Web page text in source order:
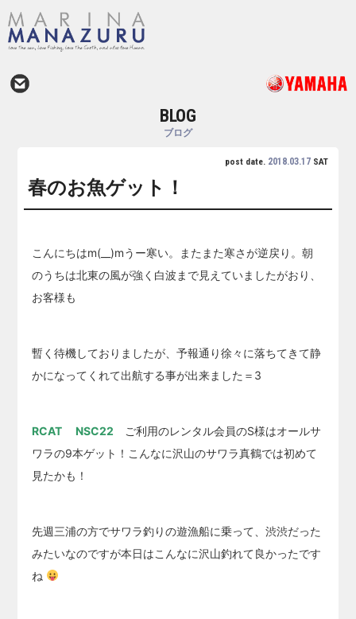
BLOG
ブログ
post date. 2018.03.17SAT
春のお魚ゲット！
こんにちはm(__)mうー寒い。またまた寒さが逆戻り。朝
のうちは北東の風が強く白波まで見えていましたがおり、
お客様も
暫く待機しておりましたが、予報通り徐々に落ちてきて静
かになってくれて出航する事が出来ました＝3
RCAT NSC22 ご利用のレンタル会員のS様はオールサ
ワラの9本ゲット！こんなに沢山のサワラ真鶴では初めて
見たかも！
先週三浦の方でサワラ釣りの遊漁船に乗って、渋渋だった
みたいなのですが本日はこんなに沢山釣れて良かったです
ね